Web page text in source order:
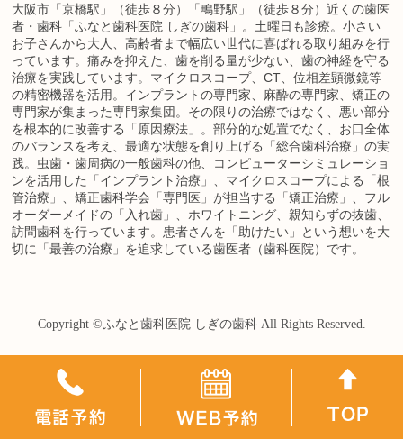
大阪市「京橋駅」（徒歩８分）「鴫野駅」（徒歩８分）近くの歯医
者・歯科「ふなと歯科医院 しぎの歯科」。土曜日も診療。小さい
お子さんから大人、高齢者まで幅広い世代に喜ばれる取り組みを行
っています。痛みを抑えた、歯を削る量が少ない、歯の神経を守る
治療を実践しています。マイクロスコープ、CT、位相差顕微鏡等
の精密機器を活用。インプラントの専門家、麻酔の専門家、矯正の
専門家が集まった専門家集団。その限りの治療ではなく、悪い部分
を根本的に改善する「原因療法」。部分的な処置でなく、お口全体
のバランスを考え、最適な状態を創り上げる「総合歯科治療」の実
践。虫歯・歯周病の一般歯科の他、コンピューターシミュレーショ
ンを活用した「インプラント治療」、マイクロスコープによる「根
管治療」、矯正歯科学会「専門医」が担当する「矯正治療」、フル
オーダーメイドの「入れ歯」、ホワイトニング、親知らずの抜歯、
訪問歯科を行っています。患者さんを「助けたい」という想いを大
切に「最善の治療」を追求している歯医者（歯科医院）です。
Copyright ©ふなと歯科医院 しぎの歯科All Rights Reserved.